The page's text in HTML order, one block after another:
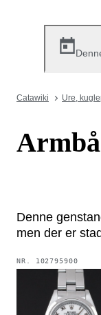
Catawiki Ure,
Denne
men der er
NR. 102795900